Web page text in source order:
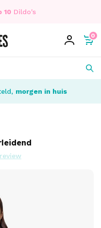
10 Dildo's
0
morgen in huis